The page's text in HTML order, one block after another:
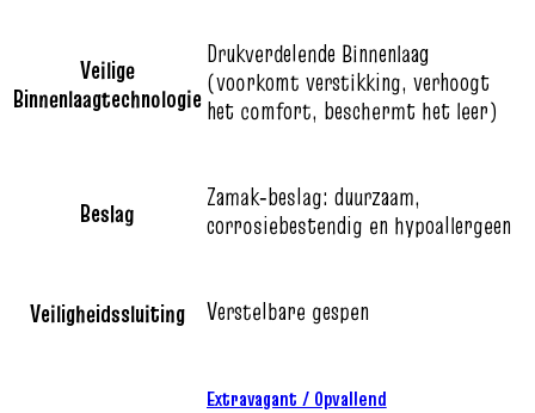
Veilige
Binnenlaagtechnologie
Drukverdelende Binnenlaag
(voorkomt verstikking, verhoogt
het comfort, beschermt het leer)
Beslag
Zamak‑beslag: duurzaam,
corrosiebestendig en hypoallergeen
Veiligheidssluiting Verstelbare gespen
Extravagant / Opvallend